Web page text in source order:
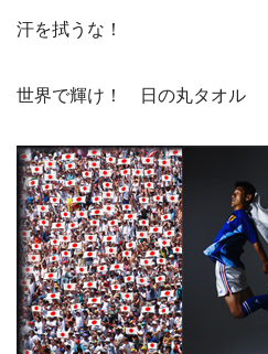
汗を拭うな！
世界で輝け！ 日の丸タオル